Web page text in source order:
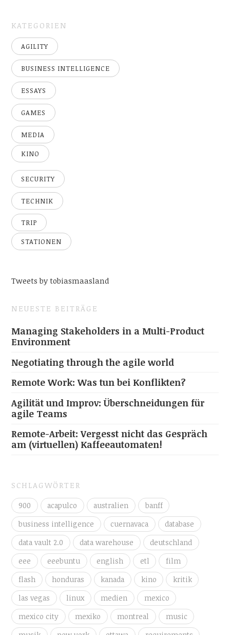
KATEGORIEN
AGILITY
BUSINESS INTELLIGENCE
ESSAYS
GAMES
MEDIA
KINO
SECURITY
TECHNIK
TRIP
STATIONEN
Tweets by tobiasmaasland
NEUESTE BEITRÄGE
Managing Stakeholders in a Multi-Product
Environment
Negotiating through the agile world
Remote Work: Was tun bei Konflikten?
Agilität und Improv: Überschneidungen für
agile Teams
Remote-Arbeit: Vergesst nicht das Gespräch
am (virtuellen) Kaffeeautomaten!
SCHLAGWÖRTER
900 acapulco australien
banff
business intelligence
cuernavaca
database
data vault 2.0
data warehouse
deutschland
eee
eeebuntu english etl
film
flash
honduras kanada kino
kritik
las vegas
linux medien
mexico
mexico city
mexiko montreal
music